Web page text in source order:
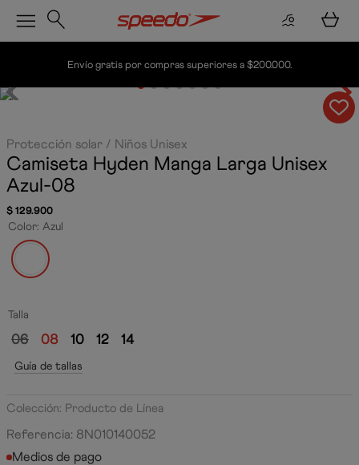
Envío gratis por compras superiores a $200.000.
Protección solar Niños Unisex
Camiseta Hyden Manga Larga Unisex
Azul-08
$129.900
Color: Azul
Talla
06 08 10 12 14
Guía de tallas
Colección: Producto de Línea
Referencia: 8N010140052
Medios de pago